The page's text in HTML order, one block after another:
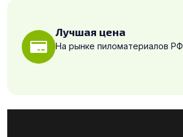
Лучшая цена
На рынке пиломатериалов РФ